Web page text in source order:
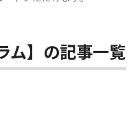
ム】の記事一覧